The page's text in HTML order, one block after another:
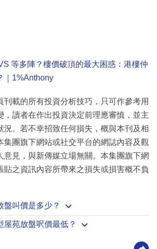
等多陣？樓價破頂的最大困惑：港樓仲
｜1%Anthony
刊載的所有投資分析技巧，只可作參考用
，讀者在作出投資決定前理應審慎，並主
況。若不幸招致任何損失，概與本刊及相
集團旗下網站或社交平台的網誌內容及觀
意見，與新傳媒立場無關。本集團旗下網
貼之資訊內容所帶來之損失或損害概不負
盤叫價是多少？
屋苑放盤呎價最低？